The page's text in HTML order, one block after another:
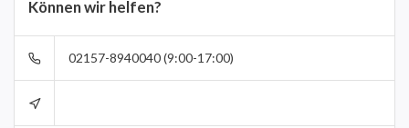
Können wir helfen?
02157-8940040 (9:00-17:00)